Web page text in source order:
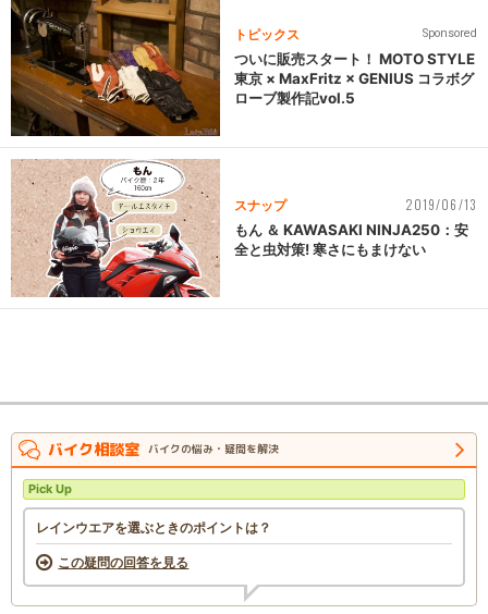
トピックス Sponsored
ついに販売スタート！ MOTO STYLE
東京 × MaxFritz × GENIUS コラボグ
ローブ製作記vol.5
スナップ 2019/06/13
もん ＆ KAWASAKI NINJA250：安
全と虫対策! 寒さにもまけない
バイク相談室 バイクの悩み・疑問を解決
Pick Up
レインウエアを選ぶときのポイントは？
この疑問の回答を見る